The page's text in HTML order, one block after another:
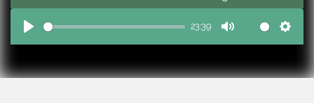
Play
23:39
Mute